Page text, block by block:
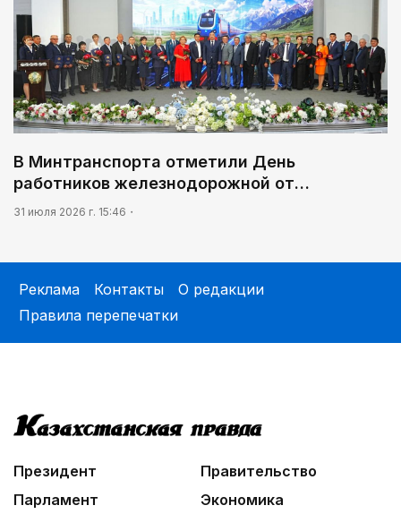
В Минтранспорта отметили День
работников железнодорожной от…
31 июля 2026 г. 15:46
Реклама Контакты
О редакции
Правила перепечатки
Президент
Правительство
Парламент
Экономика